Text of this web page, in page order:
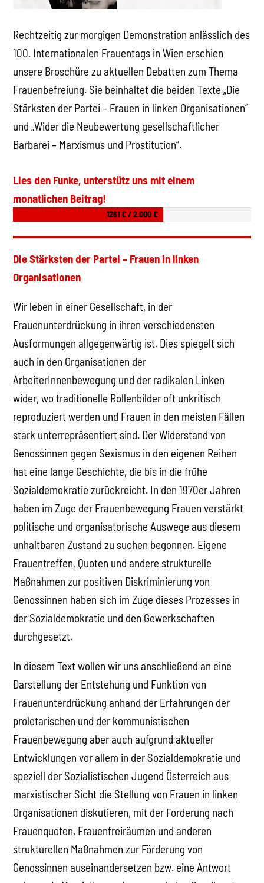
Rechtzeitig zur morgigen Demonstration anlässlich des
100. Internationalen Frauentags in Wien erschien
unsere Broschüre zu aktuellen Debatten zum Thema
Frauenbefreiung. Sie beinhaltet die beiden Texte „Die
Stärksten der Partei – Frauen in linken Organisationen“
und „Wider die Neubewertung gesellschaftlicher
Barbarei – Marxismus und Prostitution“.
Lies den Funke, unterstütz uns mit einem
monatlichen Beitrag!
1261 € / 2.000 €
Die Stärksten der Partei – Frauen in linken
Organisationen
Wir leben in einer Gesellschaft, in der
Frauenunterdrückung in ihren verschiedensten
Ausformungen allgegenwärtig ist. Dies spiegelt sich
auch in den Organisationen der
ArbeiterInnenbewegung und der radikalen Linken
wider, wo traditionelle Rollenbilder oft unkritisch
reproduziert werden und Frauen in den meisten Fällen
stark unterrepräsentiert sind. Der Widerstand von
Genossinnen gegen Sexismus in den eigenen Reihen
hat eine lange Geschichte, die bis in die frühe
Sozialdemokratie zurückreicht. In den 1970er Jahren
haben im Zuge der Frauenbewegung Frauen verstärkt
politische und organisatorische Auswege aus diesem
unhaltbaren Zustand zu suchen begonnen. Eigene
Frauentreffen, Quoten und andere strukturelle
Maßnahmen zur positiven Diskriminierung von
Genossinnen haben sich im Zuge dieses Prozesses in
der Sozialdemokratie und den Gewerkschaften
durchgesetzt.
In diesem Text wollen wir uns anschließend an eine
Darstellung der Entstehung und Funktion von
Frauenunterdrückung anhand der Erfahrungen der
proletarischen und der kommunistischen
Frauenbewegung aber auch aufgrund aktueller
Entwicklungen vor allem in der Sozialdemokratie und
speziell der Sozialistischen Jugend Österreich aus
marxistischer Sicht die Stellung von Frauen in linken
Organisationen diskutieren, mit der Forderung nach
Frauenquoten, Frauenfreiräumen und anderen
strukturellen Maßnahmen zur Förderung von
Genossinnen auseinandersetzen bzw. eine Antwort